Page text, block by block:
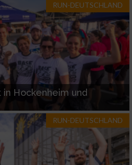
RUN-DEUTSCHLAND
in Hockenheim und
RUN-DEUTSCHLAND